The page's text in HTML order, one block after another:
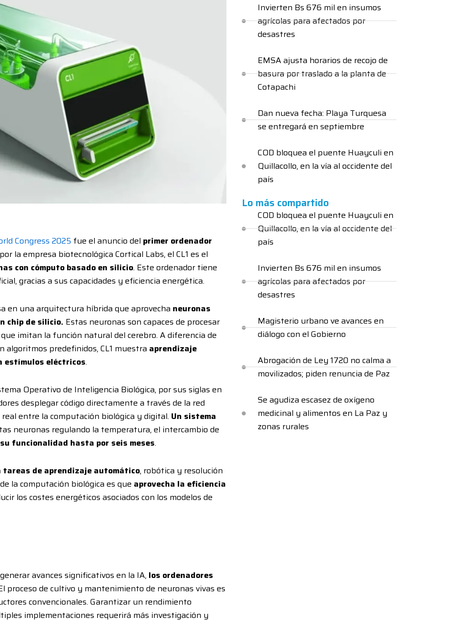
Congress 2025 fue el anuncio del primer ordenador
la empresa biotecnológica Cortical Labs, el CL1 es el
con cómputo basado en silicio. Este ordenador tiene
gracias a sus capacidades y eficiencia energética.
en una arquitectura híbrida que aprovecha neuronas
chip de silicio. Estas neuronas son capaces de procesar
imitan la función natural del cerebro. A diferencia de
algoritmos predefinidos, CL1 muestra aprendizaje
estímulos eléctricos.
Operativo de Inteligencia Biológica, por sus siglas en
desplegar código directamente a través de la red
entre la computación biológica y digital. Un sistema
neuronas regulando la temperatura, el intercambio de
funcionalidad hasta por seis meses.
tareas de aprendizaje automático, robótica y resolución
la computación biológica es que aprovecha la eficiencia
los costes energéticos asociados con los modelos de
avances significativos en la IA, los ordenadores
proceso de cultivo y mantenimiento de neuronas vivas es
convencionales. Garantizar un rendimiento
implementaciones requerirá más investigación y
Invierten Bs 676 mil en insumos
agrícolas para afectados por
desastres
EMSA ajusta horarios de recojo de
basura por traslado a la planta de
Cotapachi
Dan nueva fecha: Playa Turquesa
se entregará en septiembre
COD bloquea el puente Huayculi en
Quillacollo, en la vía al occidente del
país
Lo más compartido
COD bloquea el puente Huayculi en
Quillacollo, en la vía al occidente del
país
Invierten Bs 676 mil en insumos
agrícolas para afectados por
desastres
Magisterio urbano ve avances en
diálogo con el Gobierno
Abrogación de Ley 1720 no calma a
movilizados; piden renuncia de Paz
Se agudiza escasez de oxígeno
medicinal y alimentos en La Paz y
zonas rurales